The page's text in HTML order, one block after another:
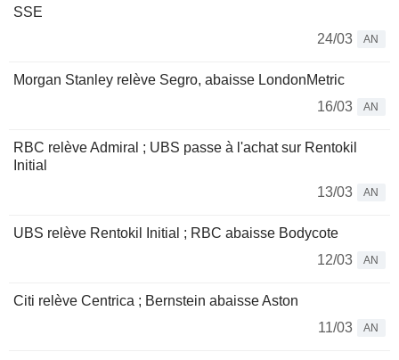
SSE
24/03
AN
Morgan Stanley relève Segro, abaisse LondonMetric
16/03
AN
RBC relève Admiral ; UBS passe à l'achat sur Rentokil
Initial
13/03
AN
UBS relève Rentokil Initial ; RBC abaisse Bodycote
12/03
AN
Citi relève Centrica ; Bernstein abaisse Aston
11/03
AN